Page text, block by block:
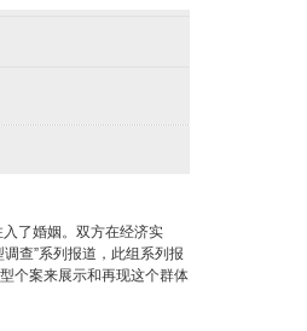
了婚姻。双方在经济实
查”系列报道，此组系列报
个案来展示和再现这个群体